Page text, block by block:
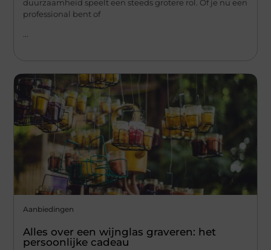
duurzaamheid speelt een steeds grotere rol. Of je nu een
professional bent of
Aanbiedingen
Alles over een wijnglas graveren: het
persoonlijke cadeau